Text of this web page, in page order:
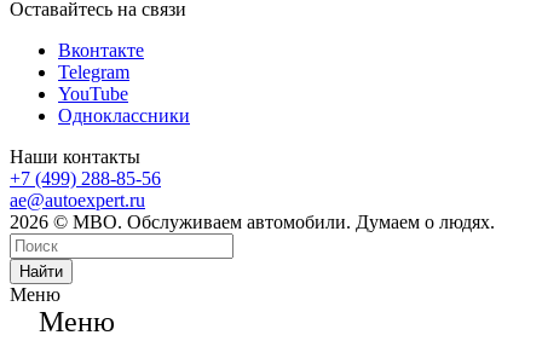
Оставайтесь на связи
Вконтакте
Telegram
YouTube
Одноклассники
Наши контакты
+7 (499) 288-85-56
ae@autoexpert.ru
2026 © МВО. Обслуживаем автомобили. Думаем о людях.
Найти
Меню
Меню